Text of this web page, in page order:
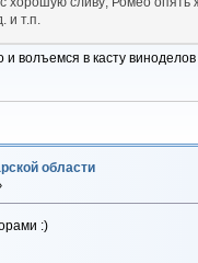
и т.п.
волъемся в касту
области
:)